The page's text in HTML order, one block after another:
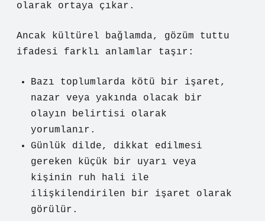
olarak ortaya çıkar.
Ancak kültürel bağlamda, gözüm tuttu
ifadesi farklı anlamlar taşır:
Bazı toplumlarda kötü bir işaret,
nazar veya yakında olacak bir
olayın belirtisi olarak
yorumlanır.
Günlük dilde, dikkat edilmesi
gereken küçük bir uyarı veya
kişinin ruh hali ile
ilişkilendirilen bir işaret olarak
görülür.